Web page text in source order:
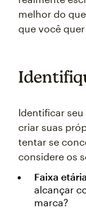
melhor do
que você
Identificar
criar suas
tentar se
considere os
Faixa
alcançar
marca?